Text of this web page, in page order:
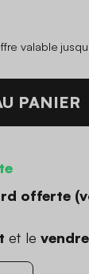
valable
PANIER
offerte (
et le